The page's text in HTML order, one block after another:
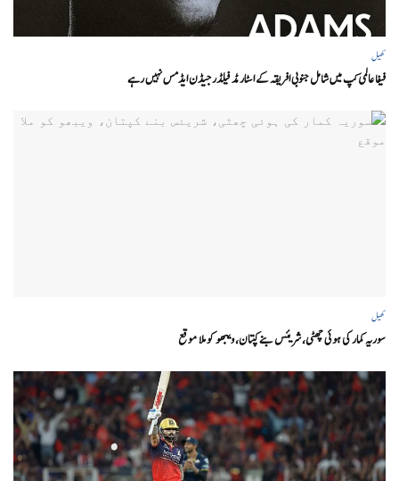
کھیل
فیفا عالمی کپ میں شامل جنوبی افریقہ کے اسٹار مڈ فیلڈر جیڈن ایڈمس نہیں رہے
کھیل
سوریہ کمار کی ہوئی چھٹی، شریئس بنے کپتان، ویبھو کو ملا موقع